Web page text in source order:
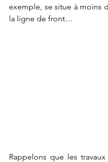
exemple, se situe à moins
la ligne de front…
Rappelons que les travaux